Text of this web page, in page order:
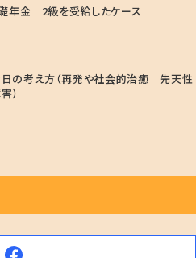
年金 2級を受給したケース
の考え方（再発や社会的治癒 先天性
）